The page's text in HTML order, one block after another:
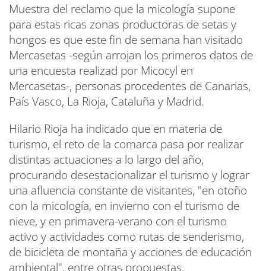
Muestra del reclamo que la micología supone
para estas ricas zonas productoras de setas y
hongos es que este fin de semana han visitado
Mercasetas -según arrojan los primeros datos de
una encuesta realizad por Micocyl en
Mercasetas-, personas procedentes de Canarias,
País Vasco, La Rioja, Cataluña y Madrid.
Hilario Rioja ha indicado que en materia de
turismo, el reto de la comarca pasa por realizar
distintas actuaciones a lo largo del año,
procurando desestacionalizar el turismo y lograr
una afluencia constante de visitantes, "en otoño
con la micología, en invierno con el turismo de
nieve, y en primavera-verano con el turismo
activo y actividades como rutas de senderismo,
de bicicleta de montaña y acciones de educación
ambiental", entre otras propuestas.